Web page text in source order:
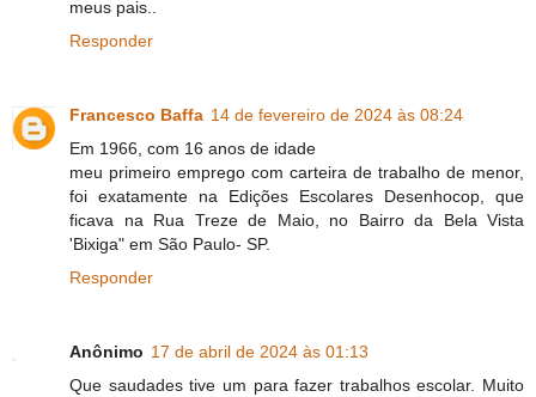
meus pais..
Responder
Francesco Baffa 14 de fevereiro de 2024 às 08:24
Em 1966, com 16 anos de idade
meu primeiro emprego com carteira de trabalho de menor,
foi exatamente na Edições Escolares Desenhocop, que
ficava na Rua Treze de Maio, no Bairro da Bela Vista
'Bixiga" em São Paulo- SP.
Responder
Anônimo 17 de abril de 2024 às 01:13
Que saudades tive um para fazer trabalhos escolar. Muito